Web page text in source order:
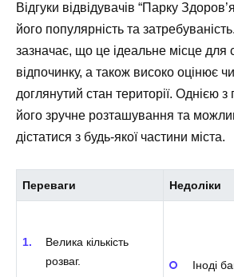
Відгуки відвідувачів “Парку
його популярність та
зазначає, що це ідеальне місце для
відпочинку, а також високо оцінює
доглянутий стан території. Однією
його зручне розташування та
дістатися з будь-якої частини міста.
Переваги Недоліки
Велика кількість
розваг.
Іноді